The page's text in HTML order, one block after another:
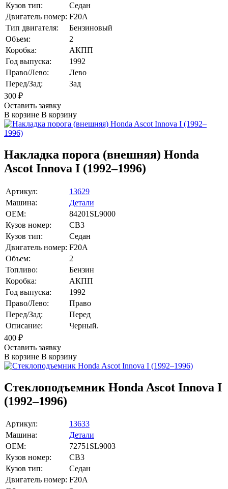
Кузов тип:
Седан
Двигатель номер: F20A
Тип двигателя:
Бензиновый
Объем:
2
Коробка:
АКПП
Год выпуска:
1992
Право/Лево:
Лево
Перед/Зад:
Зад
300 ₽
Оставить заявку
В корзине В корзину
Накладка порога (внешняя) Honda
Ascot Innova I (1992–1996)
Артикул:
13629
Машина:
Детали
OEM:
84201SL9000
Кузов номер:
CB3
Кузов тип:
Седан
Двигатель номер: F20A
Объем:
2
Топливо:
Бензин
Коробка:
АКПП
Год выпуска:
1992
Право/Лево:
Право
Перед/Зад:
Перед
Описание:
Черный.
400 ₽
Оставить заявку
В корзине В корзину
Стеклоподъемник Honda Ascot Innova I
(1992–1996)
Артикул:
13633
Машина:
Детали
OEM:
72751SL9003
Кузов номер:
CB3
Кузов тип:
Седан
Двигатель номер: F20A